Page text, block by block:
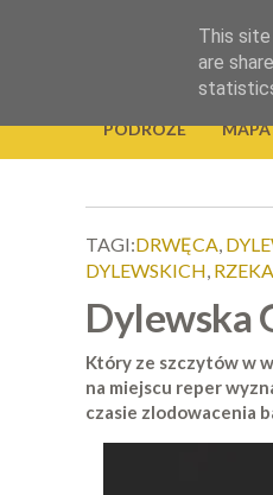
Okiem
PODRÓŻE MAPA
TAGI:DRWĘCA,
DYLEWSKICH,
Dylewska
Który ze szczytów w
na miejscu reper
czasie zlodowacenia
This
are